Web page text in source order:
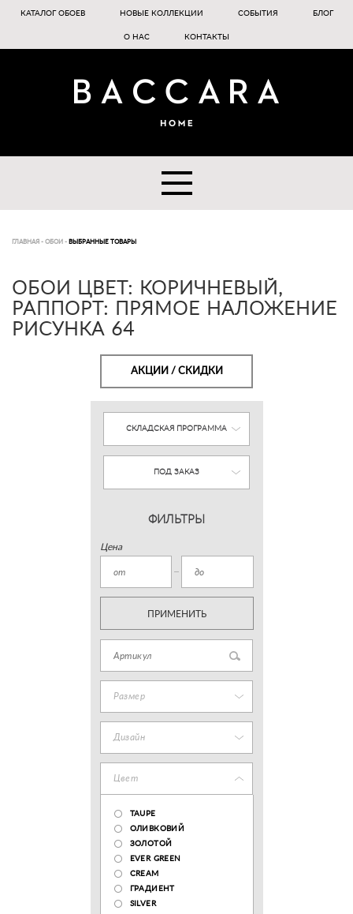
КАТАЛОГ ОБОЕВ НОВЫЕ КОЛЛЕКЦИИ СОБЫТИЯ БЛОГ
О НАС КОНТАКТЫ
ГЛАВНАЯ - ОБОИ - ВЫБРАННЫЕ ТОВАРЫ
ОБОИ ЦВЕТ: КОРИЧНЕВЫЙ,
РАППОРТ: ПРЯМОЕ НАЛОЖЕНИЕ
РИСУНКА 64
АКЦИИ / СКИДКИ
СКЛАДСКАЯ ПРОГРАММА
ПОД ЗАКАЗ
ФИЛЬТРЫ
Цена
ПРИМЕНИТЬ
Размер
Дизайн
Цвет
TAUPE
ОЛИВКОВИЙ
ЗОЛОТОЙ
EVER GREEN
CREAM
ГРАДИЕНТ
SILVER